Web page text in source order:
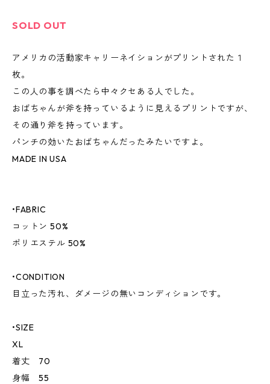
SOLD OUT
アメリカの活動家キャリーネイションがプリントされた１
枚。
この人の事を調べたら中々クセある人でした。
おばちゃんが斧を持っているように見えるプリントですが、
その通り斧を持っています。
パンチの効いたおばちゃんだったみたいですよ。
MADE IN USA
•FABRIC
コットン 50%
ポリエステル 50%
•CONDITION
目立った汚れ、ダメージの無いコンディションです。
•SIZE
XL
着丈 70
身幅 55